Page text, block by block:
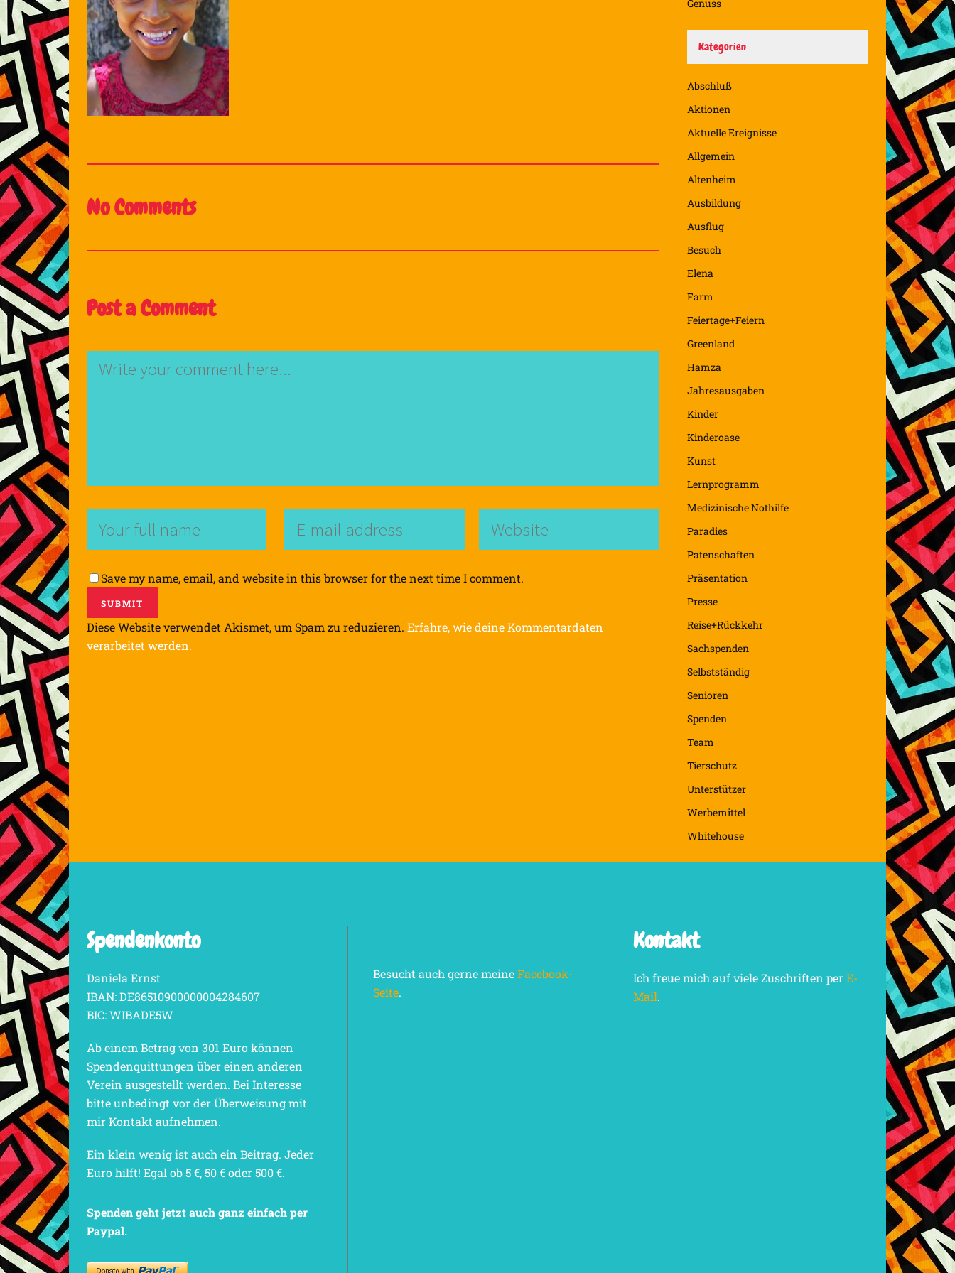
No Comments
Post a Comment
Save my name, email, and website in this browser for the next time I comment.
Diese Website verwendet Akismet, um Spam zu reduzieren. Erfahre, wie deine Kommentardaten
verarbeitet werden.
Genuss
Kategorien
Abschluß
Aktionen
Aktuelle Ereignisse
Allgemein
Altenheim
Ausbildung
Ausflug
Besuch
Elena
Farm
Feiertage+Feiern
Greenland
Hamza
Jahresausgaben
Kinder
Kinderoase
Kunst
Lernprogramm
Medizinische Nothilfe
Paradies
Patenschaften
Präsentation
Presse
Reise+Rückkehr
Sachspenden
Selbstständig
Senioren
Spenden
Team
Tierschutz
Unterstützer
Werbemittel
Whitehouse
Spendenkonto
Daniela Ernst
IBAN: DE86510900000004284607
BIC: WIBADE5W
Ab einem Betrag von 301 Euro können
Spendenquittungen über einen anderen
Verein ausgestellt werden. Bei Interesse
bitte unbedingt vor der Überweisung mit
mir Kontakt aufnehmen.
Ein klein wenig ist auch ein Beitrag. Jeder
Euro hilft! Egal ob 5 €, 50 € oder 500 €.
Spenden geht jetzt auch ganz einfach per
Paypal.
Besucht auch gerne meineFacebook-
Seite.
Kontakt
Ich freue mich auf viele Zuschriften perE-
Mail.